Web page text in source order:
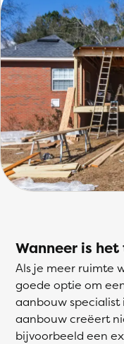
Wanneer is
Als je meer ruimte
goede optie om
aanbouw specialist
aanbouw creëert
bijvoorbeeld een